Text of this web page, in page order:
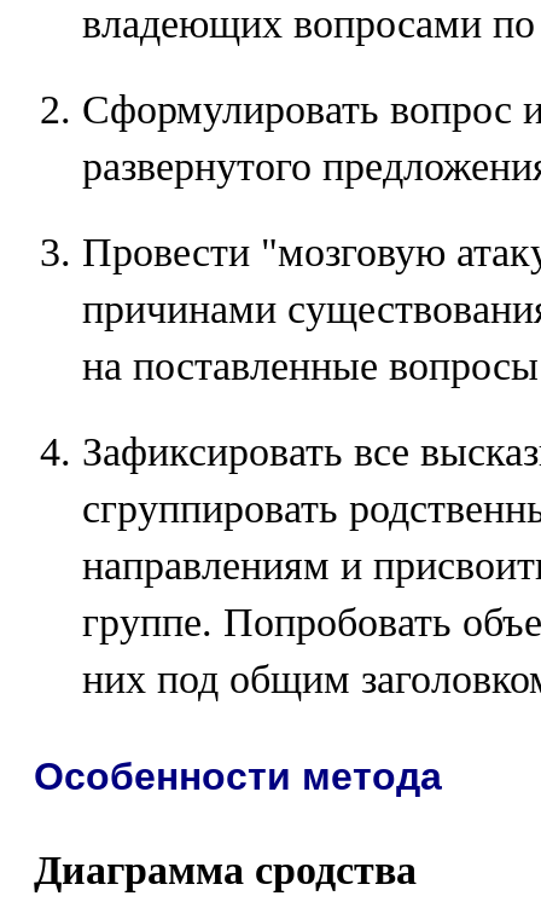
владеющих вопросами
Сформулировать вопрос
развернутого
Провести "мозговую
причинами
на поставленные
Зафиксировать все
сгруппировать
направлениям и
группе. Попробовать
них под общим
Особенности метода
Диаграмма сродства